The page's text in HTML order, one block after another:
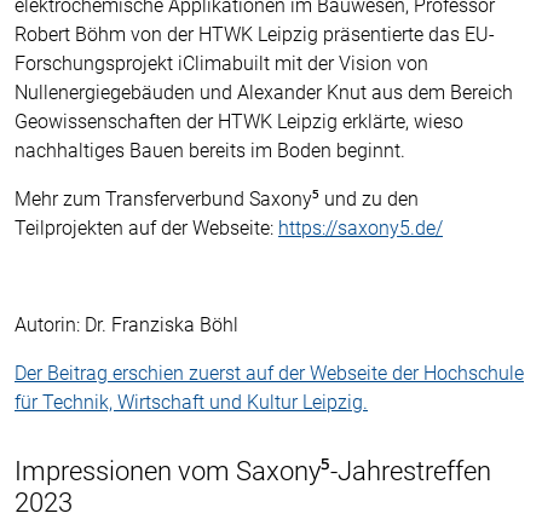
elektrochemische Applikationen im Bauwesen, Professor
Robert Böhm von der HTWK Leipzig präsentierte das EU-
Forschungsprojekt iClimabuilt mit der Vision von
Nullenergiegebäuden und Alexander Knut aus dem Bereich
Geowissenschaften der HTWK Leipzig erklärte, wieso
nachhaltiges Bauen bereits im Boden beginnt.
Mehr zum Transferverbund Saxony⁵ und zu den
Teilprojekten auf der Webseite: https://saxony5.de/
Autorin: Dr. Franziska Böhl
Der Beitrag erschien zuerst auf der Webseite der Hochschule
für Technik, Wirtschaft und Kultur Leipzig.
Impressionen vom Saxony⁵-Jahrestreffen
2023